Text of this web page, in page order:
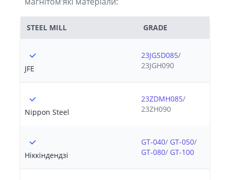
STEEL MILL GRADE
JFE
23JGSD085/
23JGH090
Nippon Steel
23ZDMH085/
23ZH090
Ніккіндендзі
GT-040/ GT-050/
GT-080/ GT-100